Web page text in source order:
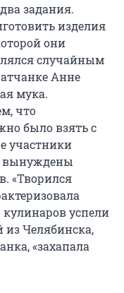
задания.
изделия
они
случайным
Анне
мука.
что
было взять с
участники
вынуждены
«Творился
успели
из Челябинска,
«захапала